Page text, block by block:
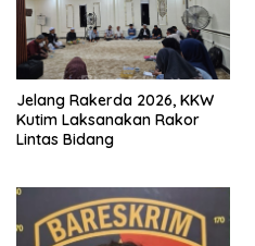
Jelang Rakerda 2026, KKW
Kutim Laksanakan Rakor
Lintas Bidang